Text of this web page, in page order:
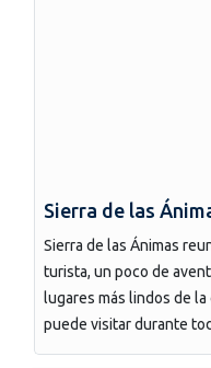
Sierra de las
Sierra de las Ánimas
turista, un poco de
lugares más lindos de
puede visitar durante